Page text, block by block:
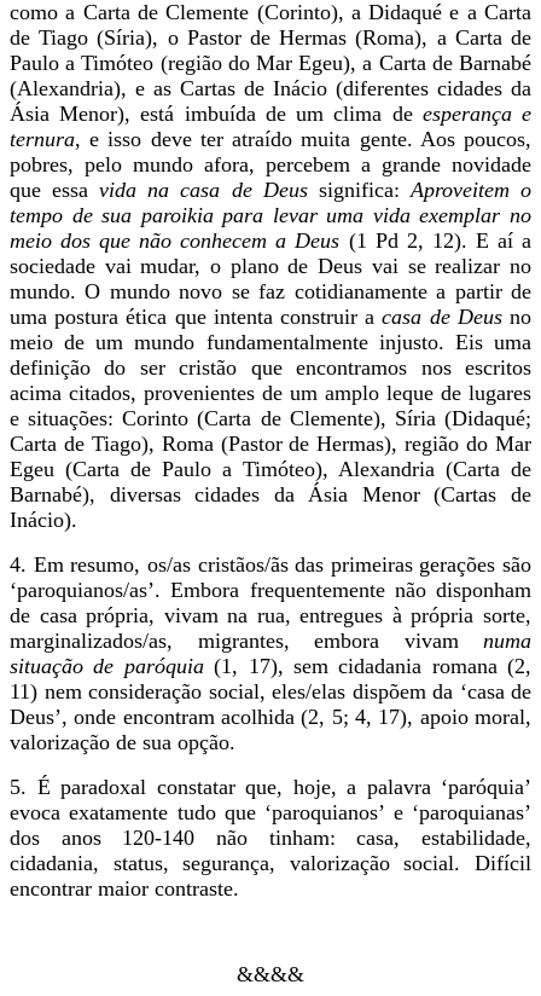
como a Carta de Clemente (Corinto), a Didaqué e a Carta
de Tiago (Síria), o Pastor de Hermas (Roma), a Carta de
Paulo a Timóteo (região do Mar Egeu), a Carta de Barnabé
(Alexandria), e as Cartas de Inácio (diferentes cidades da
Ásia Menor), está imbuída de um clima de esperança e
ternura, e isso deve ter atraído muita gente. Aos poucos,
pobres, pelo mundo afora, percebem a grande novidade
que essavida na casa de Deussignifica: Aproveitem o
tempo de sua paroikia para levar uma vida exemplar no
meio dos que não conhecem a Deus (1 Pd 2, 12). E aí a
sociedade vai mudar, o plano de Deus vai se realizar no
mundo. O mundo novo se faz cotidianamente a partir de
uma postura ética que intenta construir acasa de Deusno
meio de um mundo fundamentalmente injusto. Eis uma
definição do ser cristão que encontramos nos escritos
acima citados, provenientes de um amplo leque de lugares
e situações: Corinto (Carta de Clemente), Síria (Didaqué;
Carta de Tiago), Roma (Pastor de Hermas), região do Mar
Egeu (Carta de Paulo a Timóteo), Alexandria (Carta de
Barnabé), diversas cidades da Ásia Menor (Cartas de
Inácio).
4. Em resumo, os/as cristãos/ãs das primeiras gerações são
‘paroquianos/as’. Embora frequentemente não disponham
de casa própria, vivam na rua, entregues à própria sorte,
marginalizados/as, migrantes, embora vivam numa
situação de paróquia(1, 17), sem cidadania romana (2,
11) nem consideração social, eles/elas dispõem da ‘casa de
Deus’, onde encontram acolhida (2, 5; 4, 17), apoio moral,
valorização de sua opção.
5. É paradoxal constatar que, hoje, a palavra ‘paróquia’
evoca exatamente tudo que ‘paroquianos’ e ‘paroquianas’
dos anos 120-140 não tinham: casa, estabilidade,
cidadania, status, segurança, valorização social. Difícil
encontrar maior contraste.
&&&&